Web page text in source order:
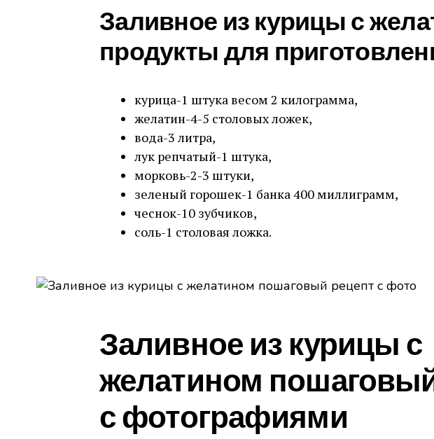
Заливное из курицы с
продукты для
курица-1 штука весом 2 килограмма,
желатин-4-5 столовых ложек,
вода-3 литра,
лук репчатый-1 штука,
морковь-2-3 штуки,
зеленый горошек-1 банка 400 миллиграмм,
чеснок-10 зубчиков,
соль-1 столовая ложка.
Заливное из курицы с
желатином
с фотографиями